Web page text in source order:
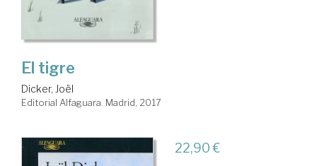
El tigre
Dicker, Joël
Editorial Alfaguara. Madrid, 2017
22,90 €